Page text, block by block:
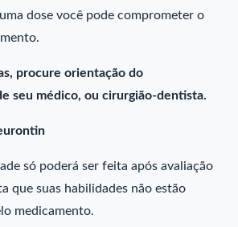
dose você pode comprometer o
procure orientação do
seu médico, ou cirurgião-dentista.
só poderá ser feita após avaliação
que suas habilidades não estão
medicamento.